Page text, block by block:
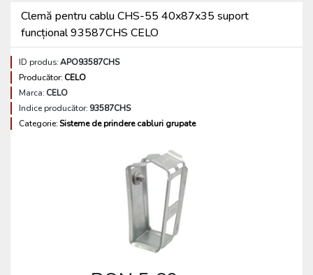
Clemă pentru cablu CHS-55 40x87x35 suport
funcțional 93587CHS CELO
ID produs:APO93587CHS
Producător: CELO
Marca: CELO
Indice producător: 93587CHS
Categorie:Sisteme de prindere cabluri grupate